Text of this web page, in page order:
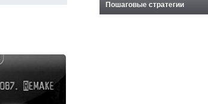
Пошаговые стратегии